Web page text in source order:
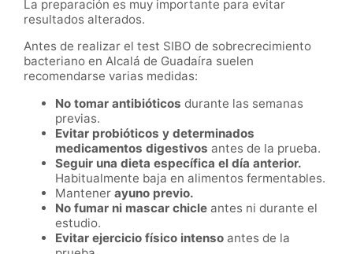
La preparación es muy importante para evitar
resultados alterados.
Antes de realizar el test SIBO de sobrecrecimiento
bacteriano en Alcalá de Guadaíra suelen
recomendarse varias medidas:
No tomar antibióticos durante las semanas
previas.
Evitar probióticos y determinados
medicamentos digestivos antes de la prueba.
Seguir una dieta específica el día anterior.
Habitualmente baja en alimentos fermentables.
Mantener ayuno previo.
No fumar ni mascar chicle antes ni durante el
estudio.
Evitar ejercicio físico intenso antes de la